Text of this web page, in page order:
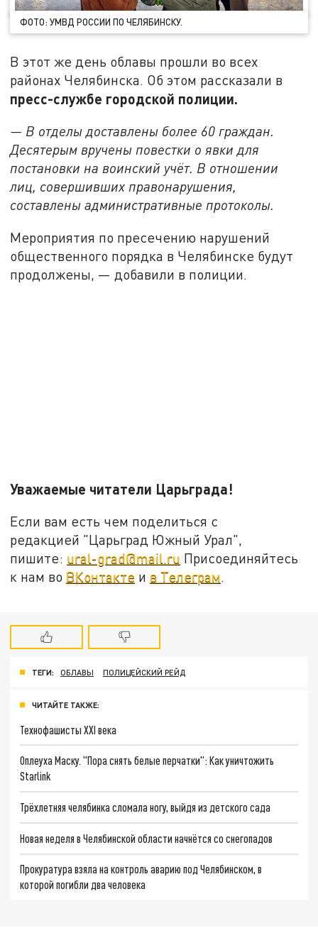
ФОТО: УМВД РОССИИ ПО ЧЕЛЯБИНСКУ.
В этот же день облавы прошли во всех
районах Челябинска. Об этом рассказали в
пресс-службе городской полиции.
— В отделы доставлены более 60 граждан.
Десятерым вручены повестки о явки для
постановки на воинский учёт. В отношении
лиц, совершивших правонарушения,
составлены административные протоколы.
Мероприятия по пресечению нарушений
общественного порядка в Челябинске будут
продолжены, — добавили в полиции.
Уважаемые читатели Царьграда!
Если вам есть чем поделиться с
редакцией "Царьград Южный Урал",
пишите: ural-grad@mail.ru Присоединяйтесь
к нам во ВКонтакте и в Телеграм.
ТЕГИ: ОБЛАВЫ ПОЛИЦЕЙСКИЙ РЕЙД
ЧИТАЙТЕ ТАКЖЕ:
Технофашисты XXI века
Оплеуха Маску. "Пора снять белые перчатки": Как уничтожить
Starlink
Трёхлетняя челябинка сломала ногу, выйдя из детского сада
Новая неделя в Челябинской области начнётся со снегопадов
Прокуратура взяла на контроль аварию под Челябинском, в
которой погибли два человека